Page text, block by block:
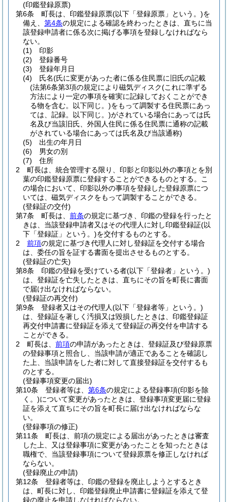
(印鑑登録原票)
第6条
町長は、印鑑登録原票(以下「登録原票」という。)を
備え、 第4条の規定による確認を終わったときは、直ちに当
該登録申請者に係る次に掲げる事項を登録しなければなら
ない。
(1)
印影
(2)
登録番号
(3)
登録年月日
(4)
氏名(氏に変更があった者に係る住民票に旧氏の記載
(法第6条第3項の規定により磁気ディスク(これに準ずる
方法により一定の事項を確実に記録しておくことができ
る物を含む。以下同じ。)をもって調製する住民票にあっ
ては、記録。以下同じ。)がされている場合にあっては氏
名及び当該旧氏、外国人住民に係る住民票に通称の記載
がされている場合にあっては氏名及び当該通称)
(5)
出生の年月日
(6)
男女の別
(7)
住所
2
町長は、統合管理する限り、印影と印影以外の事項とを別
葉の印鑑登録原票に登録することができるものとする。
こ
の場合において、印影以外の事項を登録した登録原票につ
いては、磁気ディスクをもって調製することができる。
(登録証の交付)
第7条
町長は、 前条の規定に基づき、印鑑の登録を行ったと
きは、当該登録申請者又はその代理人に対し印鑑登録証(以
下「登録証」という。)を交付するものとする。
2
前項の規定に基づき代理人に対し登録証を交付する場合
は、委任の旨を証する書面を提出させるものとする。
(登録証の亡失)
第8条
印鑑の登録を受けている者(以下「登録者」という。)
は、登録証を亡失したときは、直ちにその旨を町長に書面
で届け出なければならない。
(登録証の再交付)
第9条
登録者又はその代理人(以下「登録者等」という。)
は、登録証を著しく汚損又は毀損したときは、印鑑登録証
再交付申請書に登録証を添えて登録証の再交付を申請する
ことができる。
2
町長は、 前項の申請があったときは、登録証及び登録原票
の登録事項と照合し、当該申請が適正であることを確認し
た上、当該申請をした者に対して直接登録証を交付するも
のとする。
(登録事項変更の届出)
第10条
登録者等は、 第6条の規定による登録事項(印影を除
く。)について変更があったときは、登録事項変更届に登録
証を添えて直ちにその旨を町長に届け出なければならな
い。
(登録事項の修正)
第11条
町長は、前項の規定による届出があったときは審査
した上、又は登録事項に変更があったことを知ったときは
職権で、当該登録事項について登録原票を修正しなければ
ならない。
(登録廃止の申請)
第12条
登録者等は、印鑑の登録を廃止しようとするとき
は、町長に対し、印鑑登録廃止申請書に登録証を添えて登
録の廃止を申請しなければならない。